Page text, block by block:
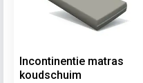
Incontinentie matras
koudschuim